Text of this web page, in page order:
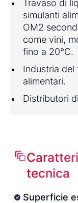
Travaso di
simulanti
OM2
come vini,
fino a 20°C.
Industria
alimentari.
Distributori
tecnica
Superficie